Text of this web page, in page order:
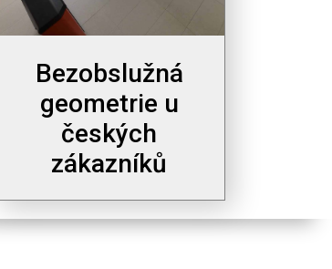
Bezobslužná
geometrie u
českých
zákazníků